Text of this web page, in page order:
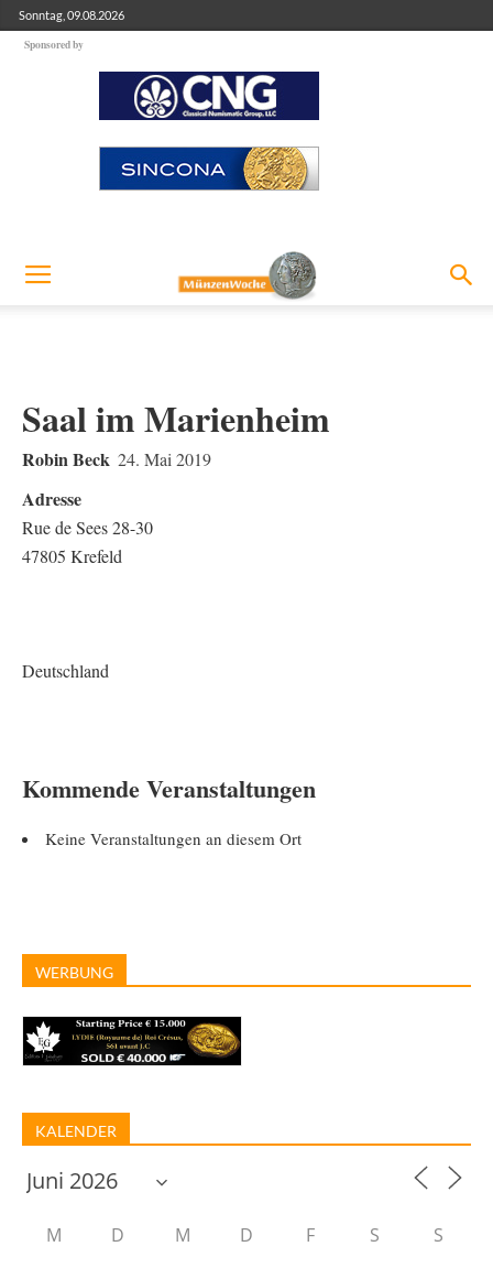
Sonntag, 09.08.2026
Sponsored by
Saal im Marienheim
Robin Beck 24. Mai 2019
Adresse
Rue de Sees 28-30
47805 Krefeld
Deutschland
Kommende Veranstaltungen
Keine Veranstaltungen an diesem Ort
WERBUNG
KALENDER
M D M D F S S